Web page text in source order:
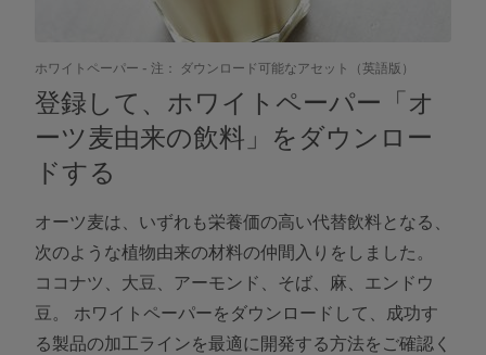
ホワイトペーパー - 注： ダウンロード可能なアセット（英語版）
登録して、ホワイトペーパー「オ
ーツ麦由来の飲料」をダウンロー
ドする
オーツ麦は、いずれも栄養価の高い代替飲料となる、
次のような植物由来の材料の仲間入りをしました。
ココナツ、大豆、アーモンド、そば、麻、エンドウ
豆。 ホワイトペーパーをダウンロードして、成功す
る製品の加工ラインを最適に開発する方法をご確認く